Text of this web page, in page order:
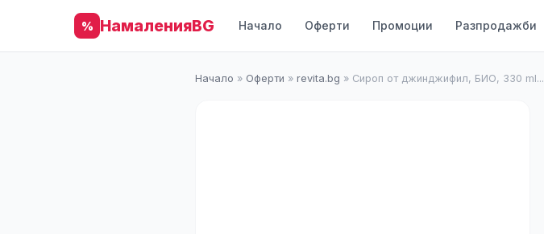
% НамаленияBG Начало Оферти Промоции Разпродажби
Начало » Оферти » revita.bg » Сироп от джинджифил, БИО, 330 ml...